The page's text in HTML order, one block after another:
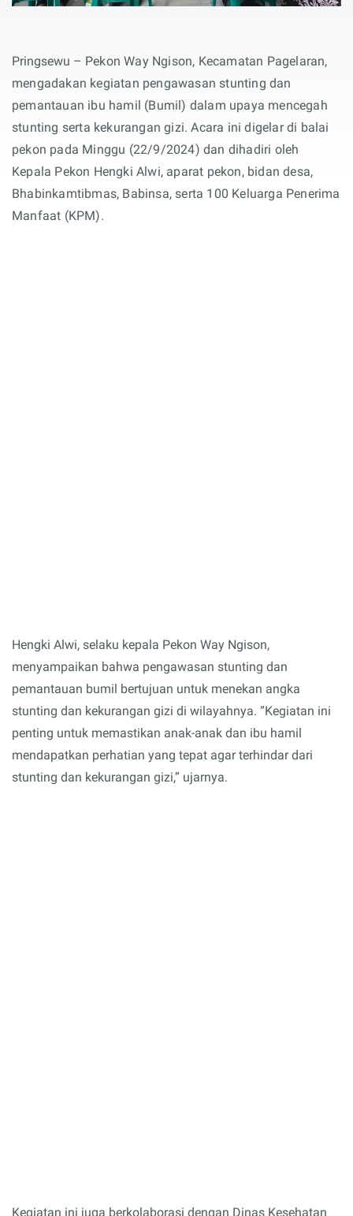
Pringsewu – Pekon Way Ngison, Kecamatan Pagelaran,
mengadakan kegiatan pengawasan stunting dan
pemantauan ibu hamil (Bumil) dalam upaya mencegah
stunting serta kekurangan gizi. Acara ini digelar di balai
pekon pada Minggu (22/9/2024) dan dihadiri oleh
Kepala Pekon Hengki Alwi, aparat pekon, bidan desa,
Bhabinkamtibmas, Babinsa, serta 100 Keluarga Penerima
Manfaat (KPM).
Hengki Alwi, selaku kepala Pekon Way Ngison,
menyampaikan bahwa pengawasan stunting dan
pemantauan bumil bertujuan untuk menekan angka
stunting dan kekurangan gizi di wilayahnya. “Kegiatan ini
penting untuk memastikan anak-anak dan ibu hamil
mendapatkan perhatian yang tepat agar terhindar dari
stunting dan kekurangan gizi,” ujarnya.
Kegiatan ini juga berkolaborasi dengan Dinas Kesehatan